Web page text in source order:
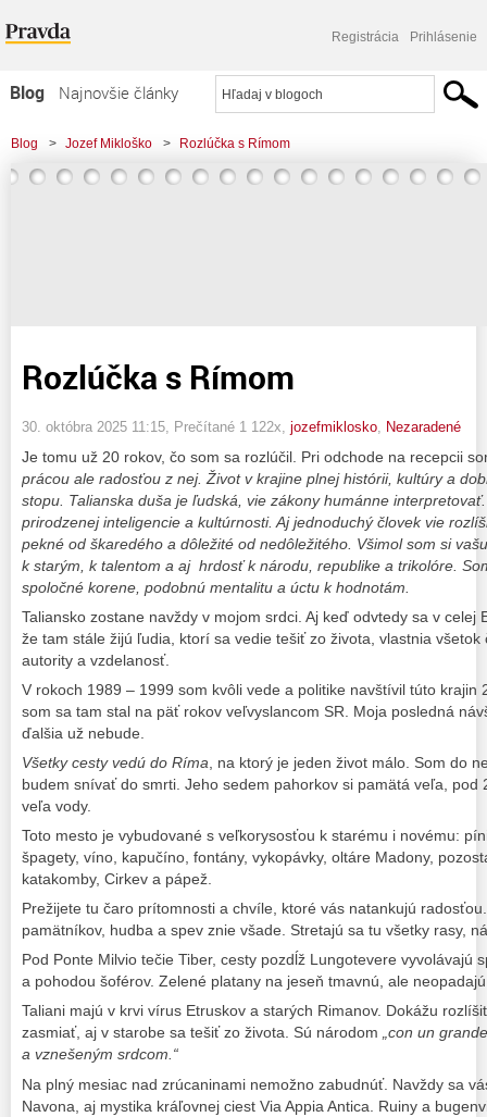
Registrácia Prihlásenie
Blog
Najnovšie články
Najčítanejšie články
Najkomentovanejšie články
Blog > Jozef Mikloško > Rozlúčka s Rímom
Rozlúčka s Rímom
30. októbra 2025 11:15 , Prečítané 1 122x, jozefmiklosko Nezaradené
Je tomu už 20 rokov, čo som sa rozlúčil. Pri odchode na recepcii
prácou ale radosťou z nej. Život v krajine plnej histórii, kultúry a
stopu. Talianska duša je ľudská, vie zákony humánne
prirodzenej inteligencie a kultúrnosti. Aj jednoduchý človek vie
pekné od škaredého a dôležité od nedôležitého. Všimol som si
k starým, k talentom a aj hrdosť k národu, republike a trikolóre.
spoločné korene, podobnú mentalitu a úctu k hodnotám.
Taliansko zostane navždy v mojom srdci. Aj keď odvtedy sa v celej
že tam stále žijú ľudia, ktorí sa vedie tešiť zo života, vlastnia
autority a vzdelanosť.
V rokoch 1989 – 1999 som kvôli vede a politike navštívil túto krajin
som sa tam stal na päť rokov veľvyslancom SR. Moja posledná
ďalšia už nebude.
Všetky cesty vedú do Ríma , na ktorý je jeden život málo. Som do
budem snívať do smrti. Jeho sedem pahorkov si pamätá veľa, pod
veľa vody.
Toto mesto je vybudované s veľkorysosťou k starému i novému:
špagety, víno, kapučíno, fontány, vykopávky, oltáre Madony,
katakomby, Cirkev a pápež.
Prežijete tu čaro prítomnosti a chvíle, ktoré vás natankujú
pamätníkov, hudba a spev znie všade. Stretajú sa tu všetky rasy,
Pod Ponte Milvio tečie Tiber, cesty pozdĺž Lungotevere vyvolávajú
a pohodou šoférov. Zelené platany na jeseň tmavnú, ale
Taliani majú v krvi vírus Etruskov a starých Rimanov. Dokážu
zasmiať, aj v starobe sa tešiť zo života. Sú národom „con un
a vznešeným srdcom.“
Na plný mesiac nad zrúcaninami nemožno zabudnúť. Navždy sa
Navona, aj mystika kráľovnej ciest Via Appia Antica. Ruiny a